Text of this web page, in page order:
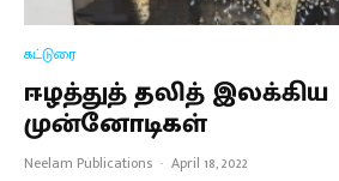
கட்டுரை
ஈழத்துத் தலித் இலக்கிய
முன்னோடிகள்
Neelam Publications · April 18, 2022